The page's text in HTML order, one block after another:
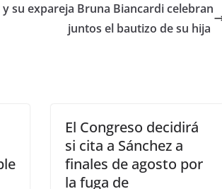
su expareja Bruna Biancardi celebran
juntos el bautizo de su hija
El Congreso decidirá
si cita a Sánchez a
finales de agosto por
la fuga de